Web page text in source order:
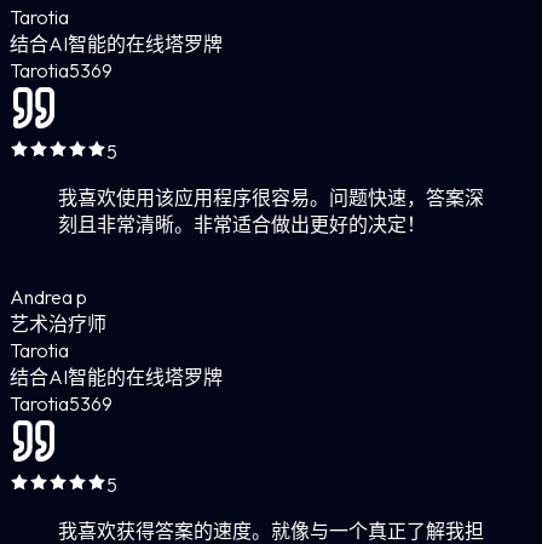
Tarotia
结合AI智能的在线塔罗牌
Tarotia5369
5
我喜欢使用该应用程序很容易。问题快速，答案深
刻且非常清晰。非常适合做出更好的决定！
Andrea p
艺术治疗师
Tarotia
结合AI智能的在线塔罗牌
Tarotia5369
5
我喜欢获得答案的速度。就像与一个真正了解我担